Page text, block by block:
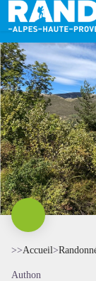
Grotte Saint-
>>Accueil>
Authon